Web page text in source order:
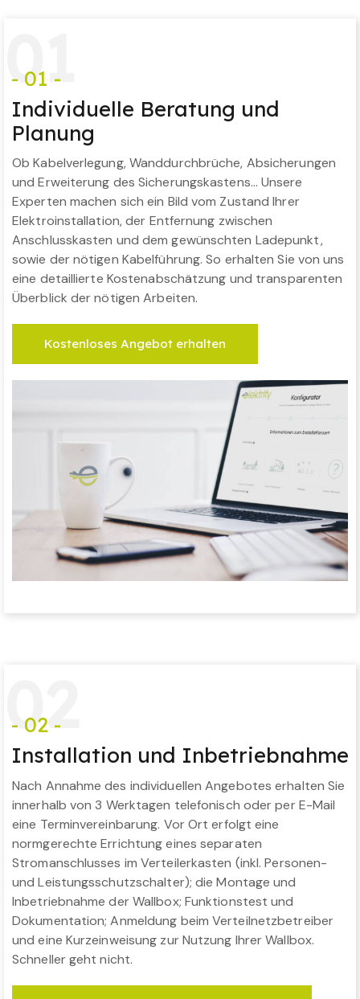
01
- 01 -
Individuelle Beratung und
Planung
Ob Kabelverlegung, Wanddurchbrüche, Absicherungen
und Erweiterung des Sicherungskastens… Unsere
Experten machen sich ein Bild vom Zustand Ihrer
Elektroinstallation, der Entfernung zwischen
Anschlusskasten und dem gewünschten Ladepunkt,
sowie der nötigen Kabelführung. So erhalten Sie von uns
eine detaillierte Kostenabschätzung und transparenten
Überblick der nötigen Arbeiten.
Kostenloses Angebot erhalten
02
- 02 -
Installation und Inbetriebnahme
Nach Annahme des individuellen Angebotes erhalten Sie
innerhalb von 3 Werktagen telefonisch oder per E-Mail
eine Terminvereinbarung. Vor Ort erfolgt eine
normgerechte Errichtung eines separaten
Stromanschlusses im Verteilerkasten (inkl. Personen-
und Leistungsschutzschalter); die Montage und
Inbetriebnahme der Wallbox; Funktionstest und
Dokumentation; Anmeldung beim Verteilnetzbetreiber
und eine Kurzeinweisung zur Nutzung Ihrer Wallbox.
Schneller geht nicht.